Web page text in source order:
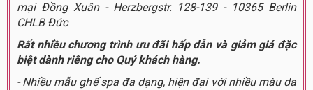
mại Đồng Xuân - Herzbergstr. 128-139 - 10365 Berlin
CHLB Đức
Rất nhiều chương trình ưu đãi hấp dẫn và giảm giá đặc
biệt dành riêng cho Quý khách hàng.
- Nhiều mẫu ghế spa đa dạng, hiện đại với nhiều màu da